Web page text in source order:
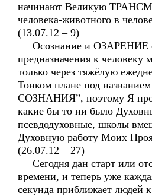
начинают Великую
человека-животного в
(13.07.12 – 9)
Осознание и ОЗАРЕНИЕ
предназначения к человеку
только через тяжёлую
Тонком плане под
СОЗНАНИЯ”, поэтому Я
какие бы то ни было
псевдодуховные, школы
Духовную работу Моих
(26.07.12 – 27)
Сегодня дан старт или
времени, и теперь уже
секунда приближает